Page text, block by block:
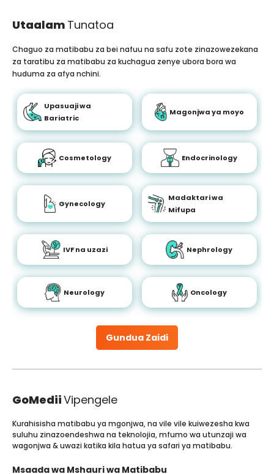
Utaalam Tunatoa
Gundua Zaidi
Chaguo za matibabu za bei nafuu na safu zote zinazowezekana
za taratibu za matibabu za kuchagua zenye ubora bora wa
huduma za afya nchini.
Upasuaji wa
Bariatric
Magonjwa ya moyo
Cosmetology Endocrinology
Gynecology
Madaktari wa
Mifupa
IVF na uzazi Nephrology
Neurology Oncology
GoMediiVipengele
Kurahisisha matibabu ya mgonjwa, na vile vile kuiwezesha kwa
suluhu zinazoendeshwa na teknolojia, mfumo wa utunzaji wa
wagonjwa & uwazi katika kila hatua ya safari ya matibabu.
Msaada wa Mshauri wa Matibabu